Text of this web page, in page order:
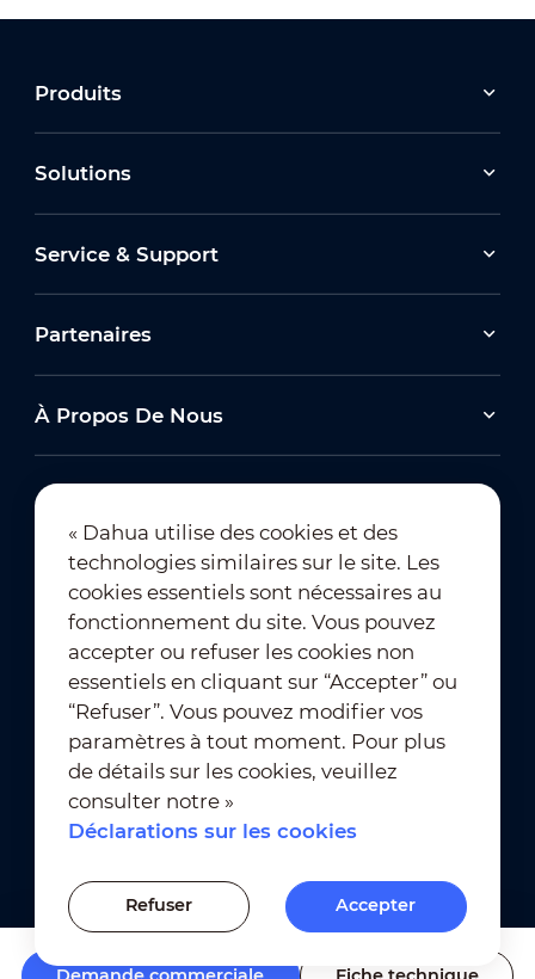
Produits
Solutions
Service & Support
Partenaires
À Propos De Nous
Abonnement à la newsletter
Conditions d’utilisation
｜
Conformité à la vie privée
Paramètres des cookies
« Dahua utilise des cookies et des
technologies similaires sur le site. Les
cookies essentiels sont nécessaires au
fonctionnement du site. Vous pouvez
accepter ou refuser les cookies non
essentiels en cliquant sur “Accepter” ou
“Refuser”. Vous pouvez modifier vos
paramètres à tout moment. Pour plus
de détails sur les cookies, veuillez
consulter notre »
Déclarations sur les cookies
Refuser Accepter